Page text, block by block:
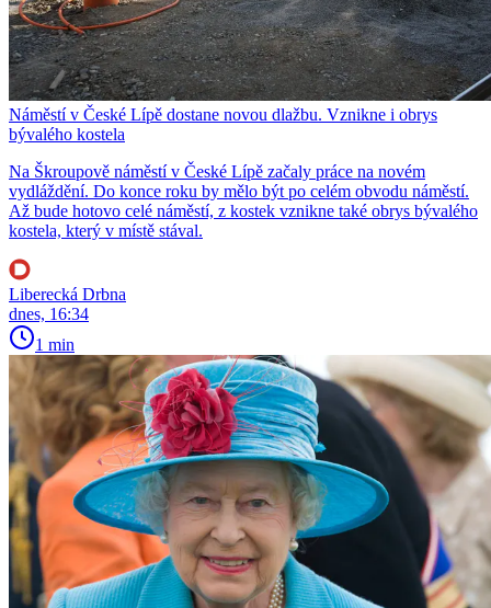
Náměstí v České Lípě dostane novou dlažbu. Vznikne i obrys
bývalého kostela
Na Škroupově náměstí v České Lípě začaly práce na novém
vydláždění. Do konce roku by mělo být po celém obvodu náměstí.
Až bude hotovo celé náměstí, z kostek vznikne také obrys bývalého
kostela, který v místě stával.
Liberecká Drbna
dnes, 16:34
1 min